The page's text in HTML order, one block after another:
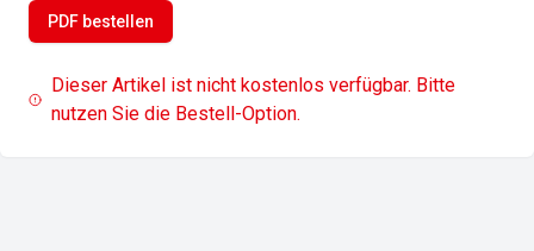
PDF bestellen
Dieser Artikel ist nicht kostenlos verfügbar. Bitte
nutzen Sie die Bestell-Option.